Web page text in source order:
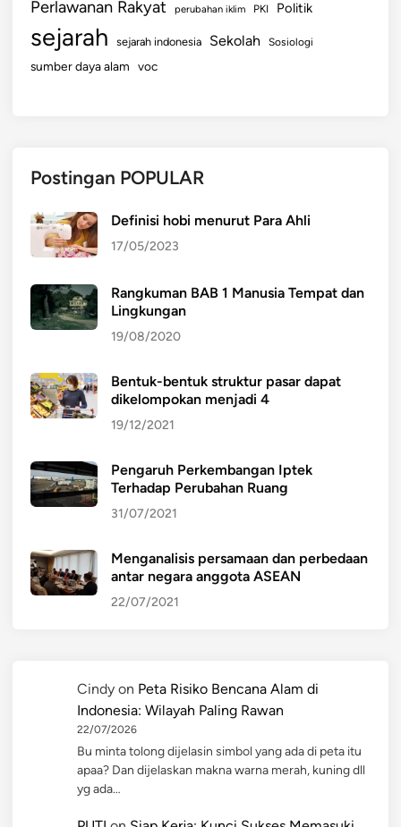
Perlawanan Rakyat perubahan iklim PKI Politik
sejarah sejarah indonesia Sekolah Sosiologi
sumber daya alam voc
Postingan POPULAR
Definisi hobi menurut Para Ahli
17/05/2023
Rangkuman BAB 1 Manusia Tempat dan
Lingkungan
19/08/2020
Bentuk-bentuk struktur pasar dapat
dikelompokan menjadi 4
19/12/2021
Pengaruh Perkembangan Iptek
Terhadap Perubahan Ruang
31/07/2021
Menganalisis persamaan dan perbedaan
antar negara anggota ASEAN
22/07/2021
Cindy on Peta Risiko Bencana Alam di
Indonesia: Wilayah Paling Rawan
22/07/2026
Bu minta tolong dijelasin simbol yang ada di peta itu
apaa? Dan dijelaskan makna warna merah, kuning dll
yg ada…